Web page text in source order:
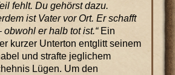
fehlt. Du gehörst dazu.
ist Vater vor Ort. Er schafft
obwohl er halb tot ist.“Ein
kurzer Unterton entglitt seinem
und strafte jeglichem
Lügen. Um den